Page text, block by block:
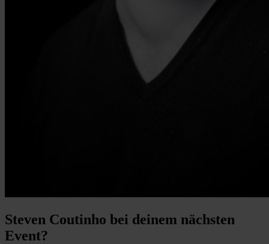
Steven Coutinho bei deinem nächsten
Event?